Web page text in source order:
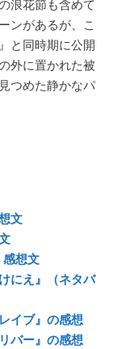
浪花節も含めて
ンがあるが、こ
と同時期に公開
外に置かれた被
つめた静かなパ
文
想文
にえ』（ネタバ
イブ』の感想
バー』の感想